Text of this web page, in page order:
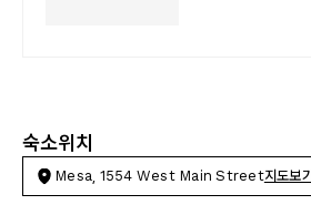
숙소위치
Mesa, 1554 West Main Street지도보기